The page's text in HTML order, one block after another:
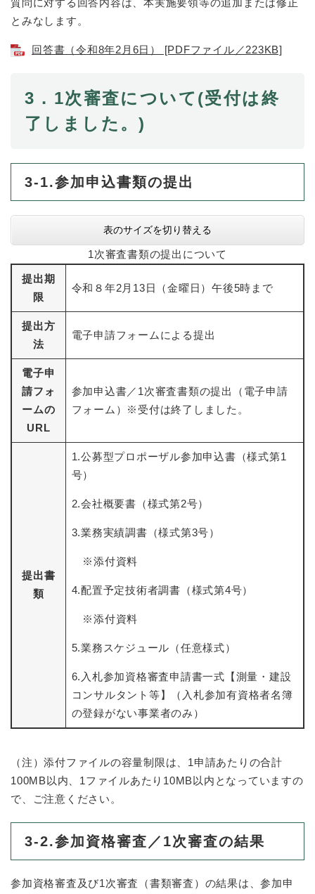
とみなします。
回答書（令和8年2月6日） [PDFファイル／223KB]
3．1次審査について (受付は終
了しました。)​​
3-1.参加申込書類の提出
表のサイズを切り替える
1次審査書類の提出について
提出期
限
令和８年2月13日（金曜日）午後5時まで
提出方
法
電子申請フォームによる提出
電子申
請フォ
ームの
URL
参加申込書／1次審査書類の提出（電子申請
フォーム）※受付は終了しました。
提出書
類
1.公募型プロポーザル参加申込書（様式第1
号）
2.会社概要書（様式第2号）
3.業務実績調書（様式第3号）
※添付資料
4.配置予定技術者調書（様式第4号）
※添付資料
5.業務スケジュール（任意様式）
6.入札参加資格審査申請書一式【測量・建設
コンサルタント等】（入札参加有資格者名簿
の登録がない事業者のみ）
（注）添付ファイルの容量制限は、1申請あたりの合計
100MB以内、1ファイルあたり10MB以内となっていますの
で、ご注意ください。
3-2.参加資格審査／1次審査の結果
参加資格審査及び1次審査（書類審査）の結果は、参加申